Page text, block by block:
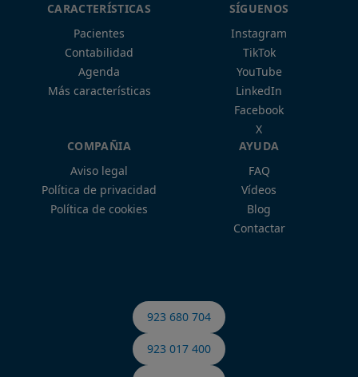
CARACTERÍSTICAS
Pacientes
Contabilidad
Agenda
Más características
SÍGUENOS
Instagram
TikTok
YouTube
LinkedIn
Facebook
X
COMPAÑIA
Aviso legal
Política de privacidad
Política de cookies
AYUDA
FAQ
Vídeos
Blog
Contactar
923 680 704
923 017 400